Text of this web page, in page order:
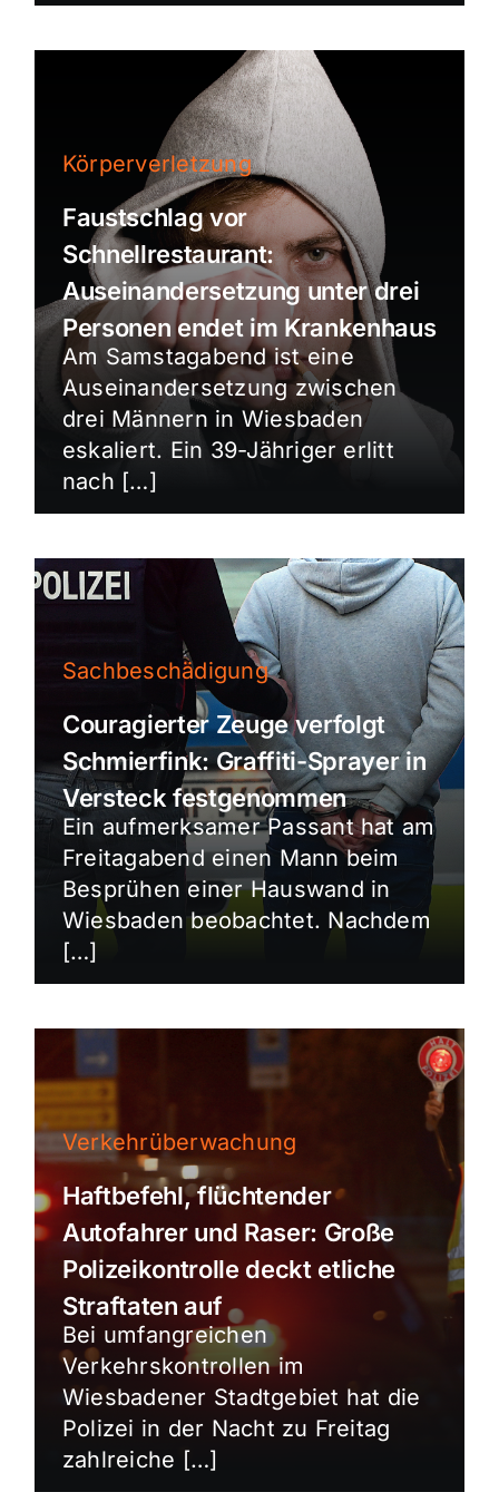
Körperverletzung
Faustschlag vor
Schnellrestaurant:
Auseinandersetzung unter drei
Personen endet im Krankenhaus
Am Samstagabend ist eine
Auseinandersetzung zwischen
drei Männern in Wiesbaden
eskaliert. Ein 39-Jähriger erlitt
nach […]
Sachbeschädigung
Couragierter Zeuge verfolgt
Schmierfink: Graffiti-Sprayer in
Versteck festgenommen
Ein aufmerksamer Passant hat am
Freitagabend einen Mann beim
Besprühen einer Hauswand in
Wiesbaden beobachtet. Nachdem
[…]
Verkehrüberwachung
Haftbefehl, flüchtender
Autofahrer und Raser: Große
Polizeikontrolle deckt etliche
Straftaten auf
Bei umfangreichen
Verkehrskontrollen im
Wiesbadener Stadtgebiet hat die
Polizei in der Nacht zu Freitag
zahlreiche […]